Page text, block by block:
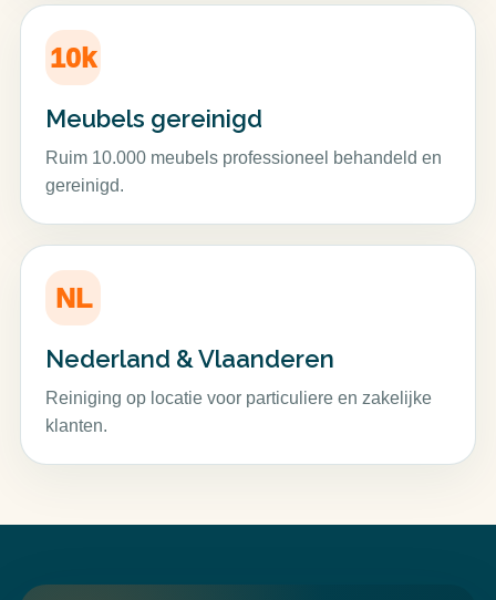
10k
Meubels gereinigd
Ruim 10.000 meubels professioneel behandeld en
gereinigd.
NL
Nederland & Vlaanderen
Reiniging op locatie voor particuliere en zakelijke
klanten.